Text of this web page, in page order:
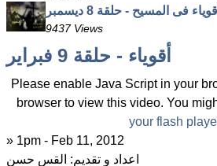
أقوياء فى المسيح - حلقة 8 ديسمبر
9437 Views
أقوياء - حلقة 9 فبراير
Please enable Java Script in your
browser to view this video. You
your flash
» 1pm - Feb 11, 2012
اعداد و تقديم: القس حسن